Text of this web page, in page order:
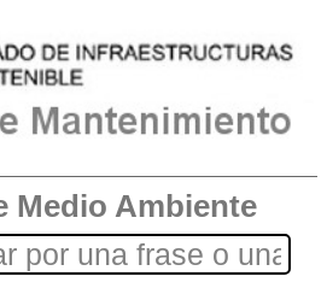
Medio Ambiente